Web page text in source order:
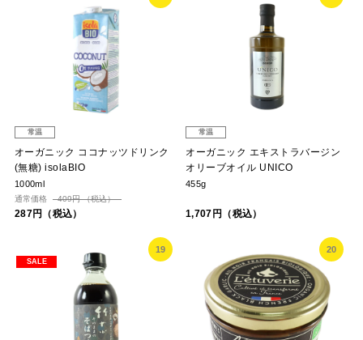
常温
オーガニック ココナッツドリンク
(無糖) isolaBIO
1000ml
通常価格 409円 （税込）
287円（税込）
常温
オーガニック エキストラバージン
オリーブオイル UNICO
455g
1,707円（税込）
19
SALE
20